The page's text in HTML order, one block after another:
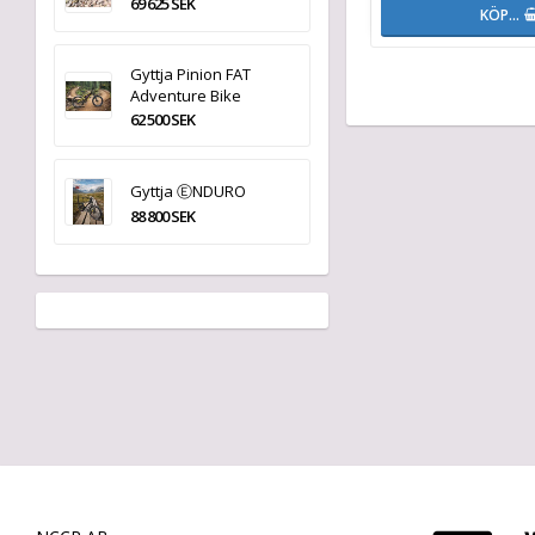
Gyttja Pinion FAT
Adventure Bike
62 500 SEK
Gyttja ⒺNDURO
88 800 SEK
KÖP…